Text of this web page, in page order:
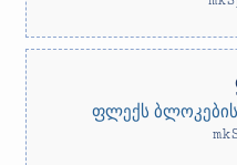
ფლექს ბლოკების